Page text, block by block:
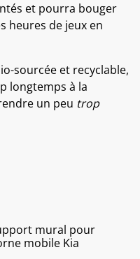
et pourra bouger
heures de jeux en
sourcée et recyclable,
longtemps à la
un peu trop
mural pour
mobile Kia